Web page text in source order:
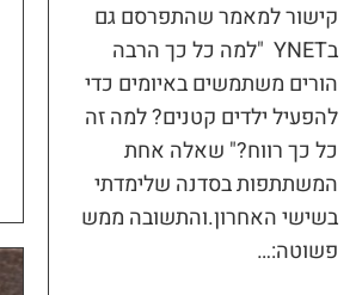
קישור למאמר שהתפרסם גם
בYNET "למה כל כך הרבה
הורים משתמשים באיומים כדי
להפעיל ילדים קטנים? למה זה
כל כך רווח?" שאלה אחת
המשתתפות בסדנה שלימדתי
בשישי האחרון.והתשובה ממש
פשוטה:…